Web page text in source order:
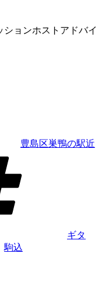
ストアドバイ
豊島区巣鴨の駅近
ギタ
駒込